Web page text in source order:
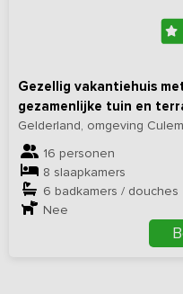
Gezellig vakantiehuis
gezamenlijke tuin en
Gelderland, omgeving
16 personen
8 slaapkamers
6 badkamers / douches
Nee